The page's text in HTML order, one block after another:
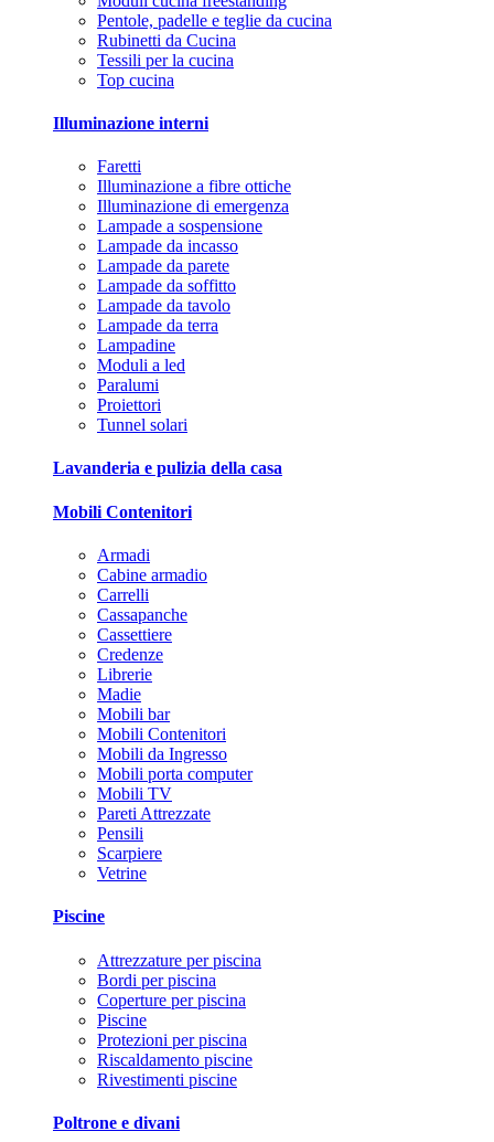
Pentole, padelle e teglie da cucina
Rubinetti da Cucina
Tessili per la cucina
Top cucina
Illuminazione interni
Faretti
Illuminazione a fibre ottiche
Illuminazione di emergenza
Lampade a sospensione
Lampade da incasso
Lampade da parete
Lampade da soffitto
Lampade da tavolo
Lampade da terra
Lampadine
Moduli a led
Paralumi
Proiettori
Tunnel solari
Lavanderia e pulizia della casa
Mobili Contenitori
Armadi
Cabine armadio
Carrelli
Cassapanche
Cassettiere
Credenze
Librerie
Madie
Mobili bar
Mobili Contenitori
Mobili da Ingresso
Mobili porta computer
Mobili TV
Pareti Attrezzate
Pensili
Scarpiere
Vetrine
Piscine
Attrezzature per piscina
Bordi per piscina
Coperture per piscina
Piscine
Protezioni per piscina
Riscaldamento piscine
Rivestimenti piscine
Poltrone e divani